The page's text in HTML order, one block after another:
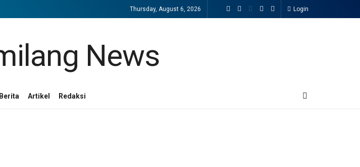
Thursday, August 6, 2026 Login
Berita Artikel Redaksi